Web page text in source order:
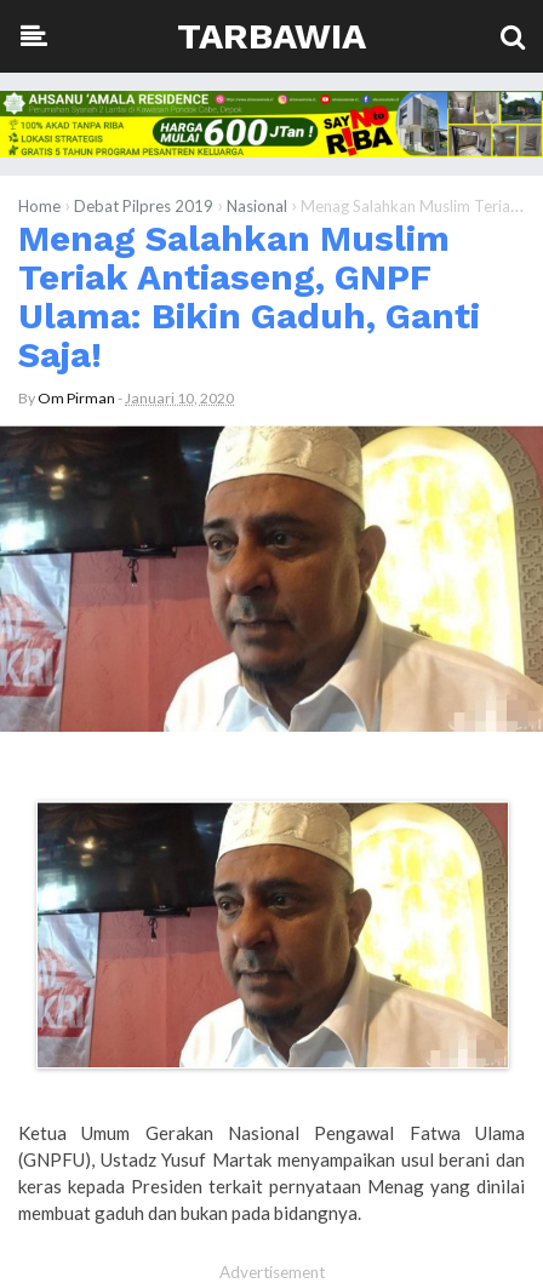
TARBAWIA
Home › Debat Pilpres 2019 › Nasional › Menag Salahkan Muslim Teriak Antiaseng, GNPF Ulama: Bikin Gaduh, Ganti Saja!
Menag Salahkan Muslim
Teriak Antiaseng, GNPF
Ulama: Bikin Gaduh, Ganti
Saja!
ByOm Pirman -Januari 10, 2020
Ketua Umum Gerakan Nasional Pengawal Fatwa Ulama
(GNPFU), Ustadz Yusuf Martak menyampaikan usul berani dan
keras kepada Presiden terkait pernyataan Menag yang dinilai
membuat gaduh dan bukan pada bidangnya.
Advertisement